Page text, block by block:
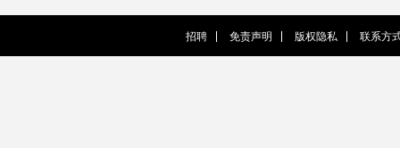
招聘 免责声明 版权隐私 联系方